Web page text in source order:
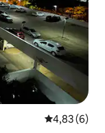
Évaluation
4,83 (6)